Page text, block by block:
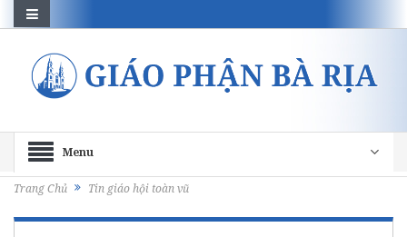
Menu
Trang Chủ Tin giáo hội toàn vũ